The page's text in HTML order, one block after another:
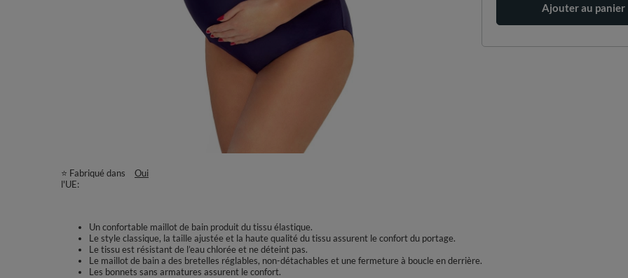
⭐ Fabriqué dans
l'UE
Oui
Ajouter au panier
Un confortable maillot de bain produit du tissu élastique.
Le style classique, la taille ajustée et la haute qualité du tissu assurent le confort du portage.
Le tissu est résistant de l’eau chlorée et ne déteint pas.
Le maillot de bain a des bretelles réglables, non-détachables et une fermeture à boucle en derrière.
Les bonnets sans armatures assurent le confort.